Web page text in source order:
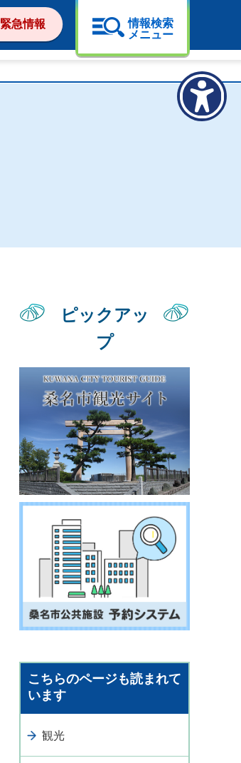
緊急情報
情報検索
メニュー
ピックアッ
プ
こちらのページも読まれて
います
観光